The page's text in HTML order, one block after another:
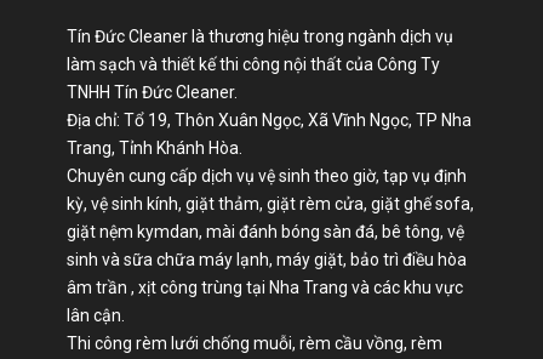
Tín Đức Cleaner là thương hiệu trong ngành dịch vụ
làm sạch và thiết kế thi công nội thất của Công Ty
TNHH Tín Đức Cleaner.
Địa chỉ: Tổ 19, Thôn Xuân Ngọc, Xã Vĩnh Ngọc, TP Nha
Trang, Tỉnh Khánh Hòa.
Chuyên cung cấp dịch vụ vệ sinh theo giờ, tạp vụ định
kỳ, vệ sinh kính, giặt thảm, giặt rèm cửa, giặt ghế sofa,
giặt nệm kymdan, mài đánh bóng sàn đá, bê tông, vệ
sinh và sữa chữa máy lạnh, máy giặt, bảo trì điều hòa
âm trần , xịt công trùng tại Nha Trang và các khu vực
lân cận.
Thi công rèm lưới chống muỗi, rèm cầu vồng, rèm